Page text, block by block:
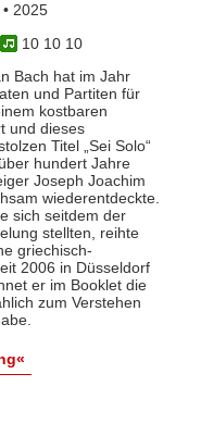
2025
10 10 10
Bach hat im Jahr
und Partiten für
kostbaren
und dieses
Titel „Sei Solo“
hundert Jahre
Joseph Joachim
wiederentdeckte.
sich seitdem der
stellten, reihte
griechisch-
2006 in Düsseldorf
er im Booklet die
zum Verstehen